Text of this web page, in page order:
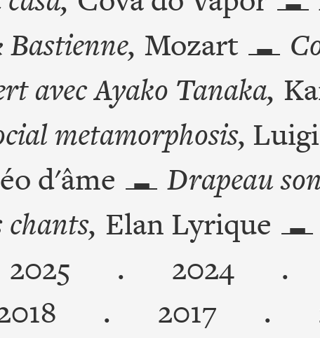
Mozart
avec Ayako Tanaka,
metamorphosis,
d'âme Drapeau
chants, Elan Lyrique
2025 . 2024 .
. 2017 .